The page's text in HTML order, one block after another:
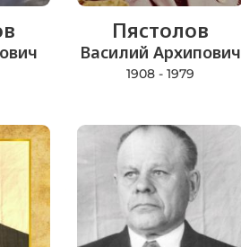
Пястолов
Василий Архипович
1908 - 1979